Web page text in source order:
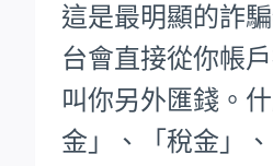
這是最明顯的詐
台會直接從你帳
叫你另外匯錢。
金」、「稅金」